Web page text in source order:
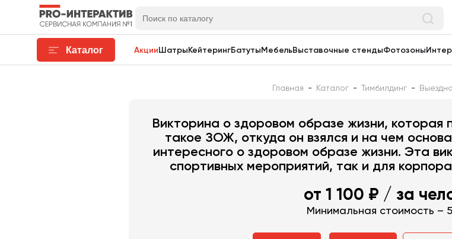
Каталог Акции Шатры КейтерингБатуты МебельВыставочные стендыФотозоны
Главная - Каталог - Тимбилдинг -
Викторина о здоровом образе жизни, которая
такое ЗОЖ, откуда он взялся и на чем
интересного о здоровом образе жизни. Эта
спортивных мероприятий, так и для
от 1 100 ₽ / за
Минимальная стоимость –